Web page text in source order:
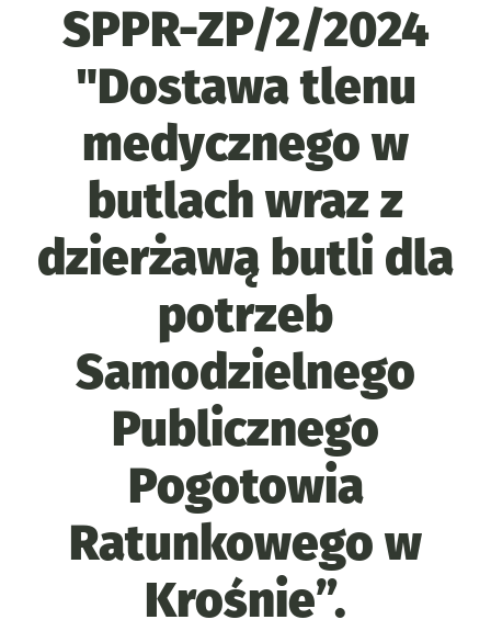
SPPR-ZP/2/2024
"Dostawa tlenu
medycznego w
butlach wraz z
dzierżawą butli dla
potrzeb
Samodzielnego
Publicznego
Pogotowia
Ratunkowego w
Krośnie”.